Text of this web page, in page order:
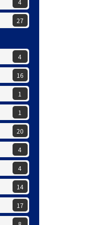
4
27
4
16
1
1
20
4
4
14
17